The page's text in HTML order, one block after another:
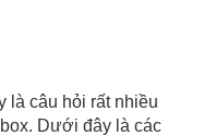
là câu hỏi rất nhiều
Dưới đây là các